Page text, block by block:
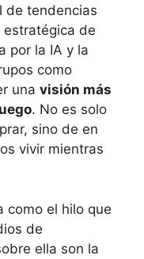
de tendencias
de
por la IA y la
como
una visión más
. No es solo
sino de en
vivir mientras
como el hilo que
de
ella son la